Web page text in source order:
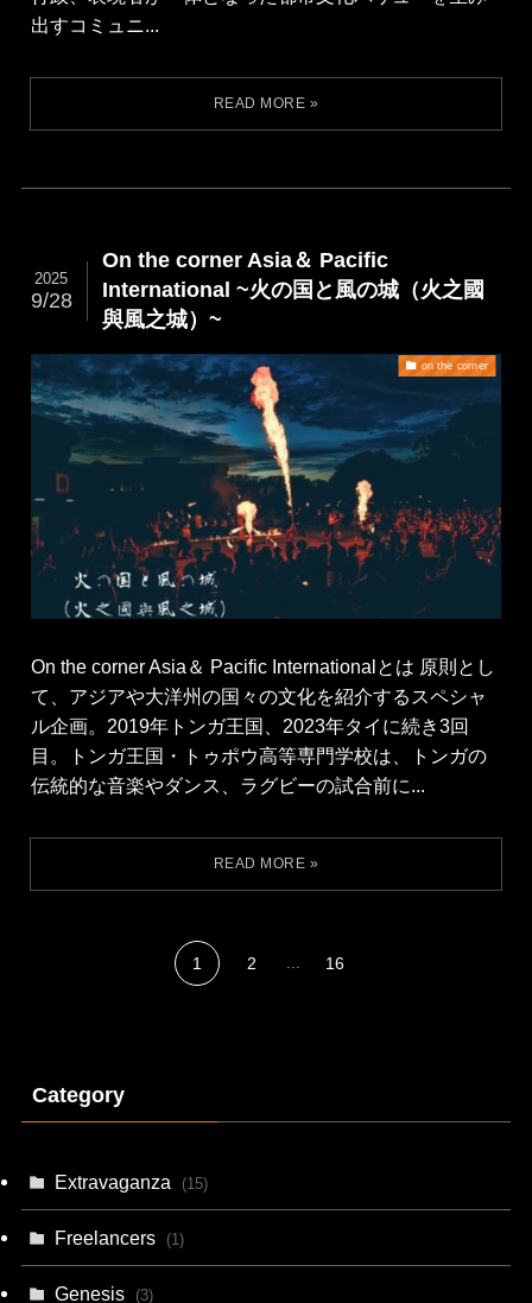
出すコミュニ...
On the corner Asia＆ Pacific
International ~火の国と風の城（火之國
與風之城）~
2025
9/28
on the corner
On the corner Asia＆ Pacific Internationalとは 原則とし
て、アジアや大洋州の国々の文化を紹介するスペシャ
ル企画。2019年トンガ王国、2023年タイに続き3回
目。トンガ王国・トゥポウ高等専門学校は、トンガの
伝統的な音楽やダンス、ラグビーの試合前に...
1 2 ... 16
Category
Extravaganza (15)
Freelancers (1)
Genesis (3)